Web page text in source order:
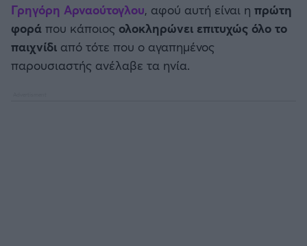
Ατλέτικο Μαδρίτης
Μάντσεστερ Γιουνάιτεντ
Γρηγόρη Αρναούτογλου, αφού αυτή είναι η πρώτη
φορά που κάποιος ολοκληρώνει επιτυχώς όλο το
παιχνίδι από τότε που ο αγαπημένος
παρουσιαστής ανέλαβε τα ηνία.